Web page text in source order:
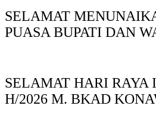
SELAMAT
PUASA BUPATI DAN
SELAMAT HARI RAYA
H/2026 M. BKAD